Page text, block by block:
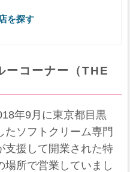
を探す
ーコーナー（THE
年9月に東京都目黒
たソフトクリーム専門
支援して開業された特
場所で営業していまし